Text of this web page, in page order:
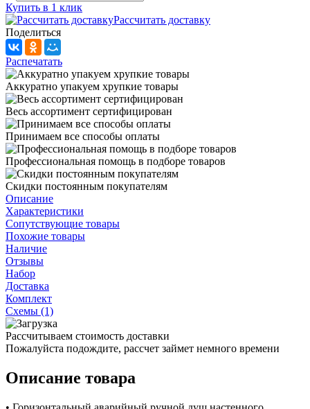
Купить в 1 клик
Рассчитать доставку
Поделиться
Распечатать
Аккуратно упакуем хрупкие товары
Весь ассортимент сертифицирован
Принимаем все способы оплаты
Профессиональная помощь в подборе товаров
Скидки постоянным покупателям
Описание
Характеристики
Сопутствующие товары
Похожие товары
Наличие
Отзывы
Набор
Доставка
Комплект
Схемы (1)
Рассчитываем стоимость доставки
Пожалуйста подождите, рассчет займет немного времени
Описание товара